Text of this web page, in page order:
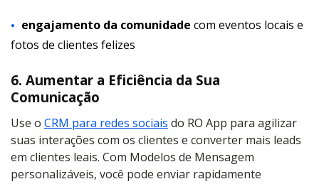
engajamento da comunidade com eventos locais e
fotos de clientes felizes
6. Aumentar a Eficiência da Sua
Comunicação
Use o CRM para redes sociais do RO App para agilizar
suas interações com os clientes e converter mais leads
em clientes leais. Com Modelos de Mensagem
personalizáveis, você pode enviar rapidamente